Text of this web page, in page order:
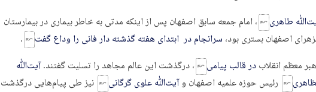
طاهری
، امام جمعه سابق اصفهان پس از اینکه مدتی به خاطر بیماری در بیمارستان
اصفهان بستری بود، سرانجام در ابتدای هفته گذشته دار فانی را وداع گفت
.
معظم انقلابدر قالب پیامی ، درگذشت این عالم مجاهد را تسلیت گفتند.آیت‌ﷲ
رئیس حوزه علمیه اصفهان وآیت‌ﷲ علوی گرگانی
نیز طی پیام‌هایی درگذشت